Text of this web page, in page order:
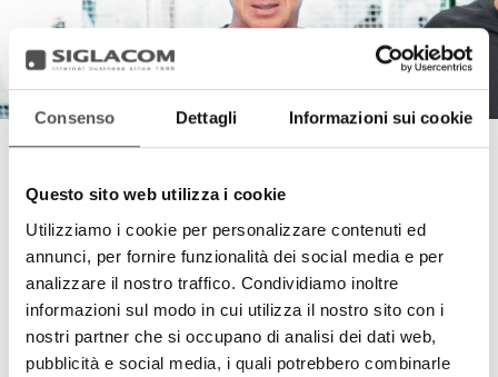
Consenso Dettagli Informazioni sui cookie
Questo sito web utilizza i cookie
Utilizziamo i cookie per personalizzare contenuti ed
annunci, per fornire funzionalità dei social media e per
analizzare il nostro traffico. Condividiamo inoltre
informazioni sul modo in cui utilizza il nostro sito con i
nostri partner che si occupano di analisi dei dati web,
pubblicità e social media, i quali potrebbero combinarle
HIGHLIGHTS